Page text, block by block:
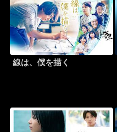
線は、僕を描く